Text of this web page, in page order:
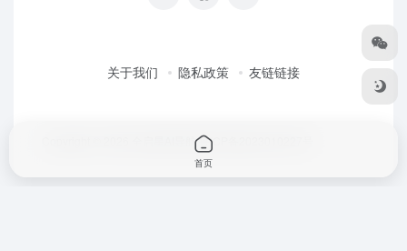
关于我们 隐私政策 友链链接
全启星AI导航鲁ICP备2023010227号
首页